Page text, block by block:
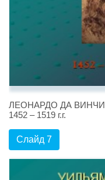
ЛЕОНАРДО ДА ВИНЧИ
1452 – 1519 г.г.
Слайд 7